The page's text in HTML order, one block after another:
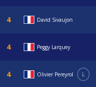
David Sivaujon
Peggy Larquey
Olivier Pereyrol L